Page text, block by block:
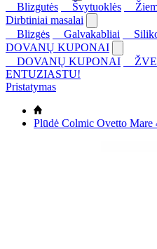
Blizgutės
Švytuoklės
Dirbtiniai masalai
Blizgės
Galvakabliai
DOVANŲ KUPONAI
DOVANŲ KUPONAI
ENTUZIASTU!
Pristatymas
Plūdė Colmic Ovetto Mare